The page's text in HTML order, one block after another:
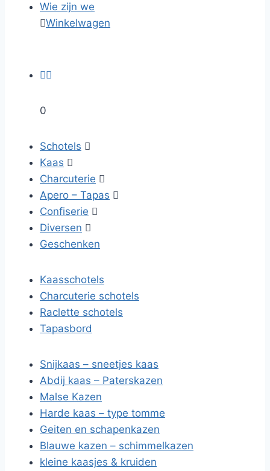
Wie zijn we
Winkelwagen

0
Schotels 
Kaas 
Charcuterie 
Apero – Tapas 
Confiserie 
Diversen 
Geschenken
Kaasschotels
Charcuterie schotels
Raclette schotels
Tapasbord
Snijkaas – sneetjes kaas
Abdij kaas – Paterskazen
Malse Kazen
Harde kaas – type tomme
Geiten en schapenkazen
Blauwe kazen – schimmelkazen
kleine kaasjes & kruiden